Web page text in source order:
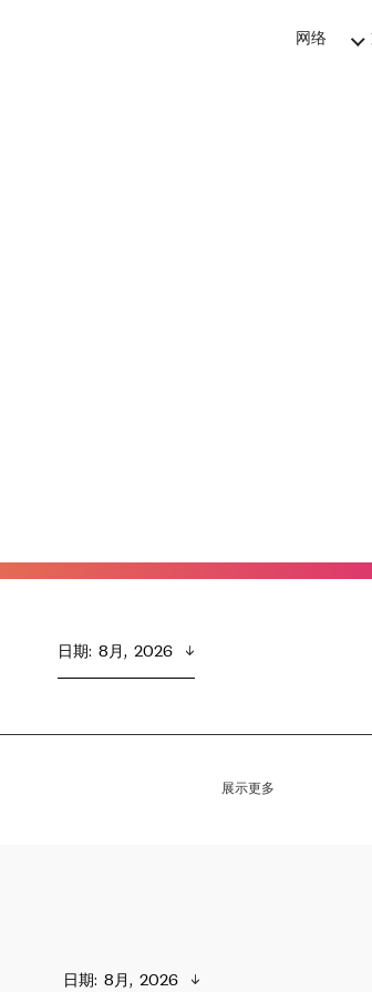
网络
日期: 8月,  2026
展示更多
日期: 8月,  2026